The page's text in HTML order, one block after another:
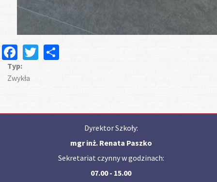
Facebook
Twitter
Typ:
Zwykła
Dyrektor Szkoły:
mgr inż. Renata Paszko
Sekretariat czynny w godzinach:
07.00 - 15.00